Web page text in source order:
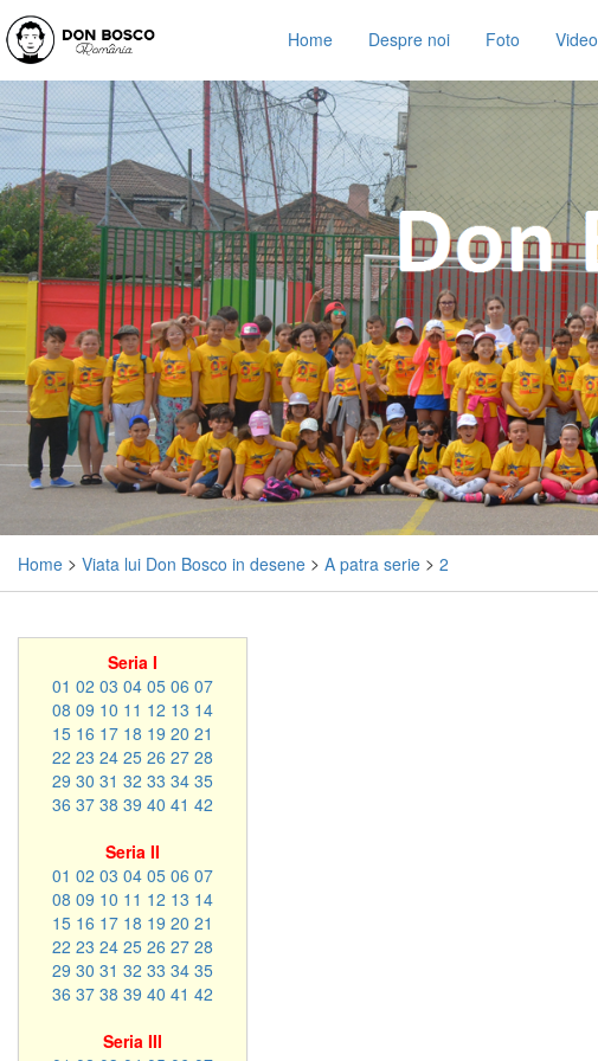
Home Despre noi Foto Video
Home > Viata lui Don Bosco in desene > A patra serie > 2
Seria I
01 02 03 04 05 06 07
08 09 10 11 12 13 14
15 16 17 18 19 20 21
22 23 24 25 26 27 28
29 30 31 32 33 34 35
36 37 38 39 40 41 42
Seria II
01 02 03 04 05 06 07
08 09 10 11 12 13 14
15 16 17 18 19 20 21
22 23 24 25 26 27 28
29 30 31 32 33 34 35
36 37 38 39 40 41 42
Seria III